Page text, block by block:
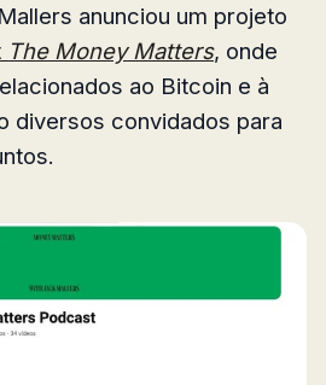
anunciou um projeto
The Money Matters, onde
ao Bitcoin e à
diversos convidados para